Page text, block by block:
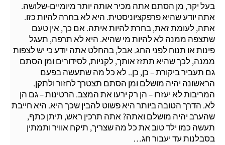
בעל יקר, מן הסתם אתה מכיר אותה יותר מיומיים-שלושה.
אתה יודע שהיא פרפקציוניסטית. היא לא בחרה להיות כזו.
אתה, לעומת זאת, בחרת להיות איתה. אם כך, אין טעם
שתצפה ממנה לא להיות מי שהיא. היא לא תרפה, תעגל
פינות או תנוח לפני החג. אבל, בהחלט אתה יודע כי יש לצפות
ממנה, לכך שהיא תתזז אותך, לקניות, לסידורים ומן הסתם
גם תעביר ביקורת – כן, כן.. לא כל מה שתעשה בפעם
הראשונה יהיה מושלם ומן הסתם תצטרך לחזור ולתקן.
המריבות לא יעזרו – הן רק ירעו את המצב. הרטינות – גם הן
לא. הדרך הטובה ביותר היא פשוט להבין שכך היא. היא חייבת
שהערב יהיה מושלם ואתה? אתה תרכין ראש, תיתן כתף,
תעשה כמו ילד טוב את כל מה שצריך, תיקח אוויר ותמתין
בסבלנות עד יעבור חג…